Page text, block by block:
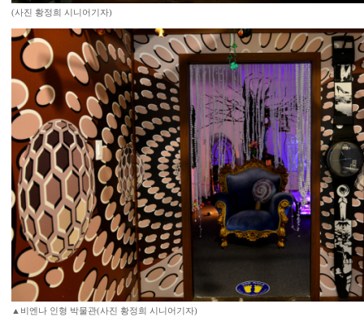
(사진 황정희 시니어기자)
▲비엔나 인형 박물관(사진 황정희 시니어기자)